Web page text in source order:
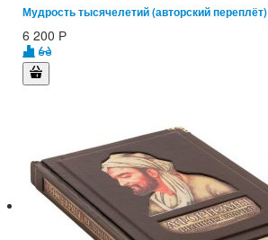
Мудрость тысячелетий (авторский переплёт)
6 200 Р